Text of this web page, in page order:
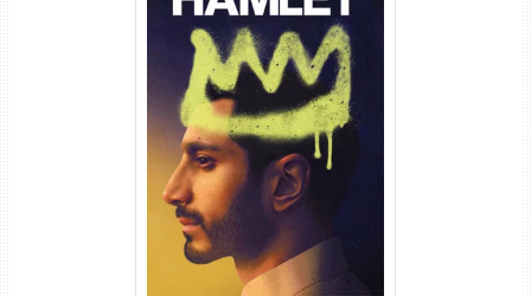
Hamlet Torrent (2026) WEB-
DL 1080p Dual Áudio